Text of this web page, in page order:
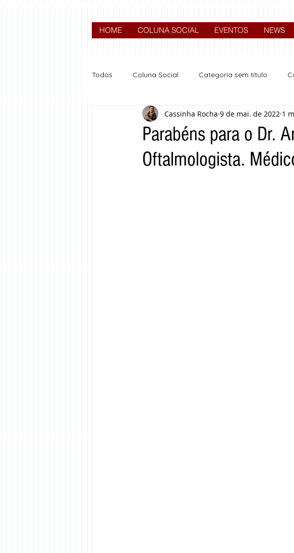
HOME COLUNA SOCIAL EVENTOS NEWS
Todos Coluna Social Categoria sem título
Nova categoria Expocrato 2024
Parabéns para o Dr.
Oftalmologista.
Cassinha Rocha 9 de mai. de 2022 1